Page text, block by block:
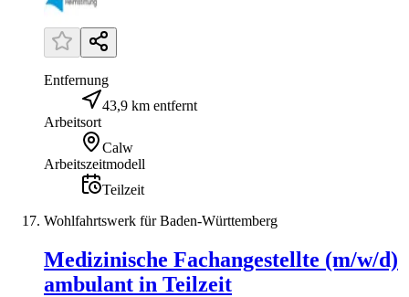
Entfernung
43,9 km entfernt
Arbeitsort
Calw
Arbeitszeitmodell
Teilzeit
Wohlfahrtswerk für Baden-Württemberg
Medizinische Fachangestellte (m/w/d)
ambulant in Teilzeit